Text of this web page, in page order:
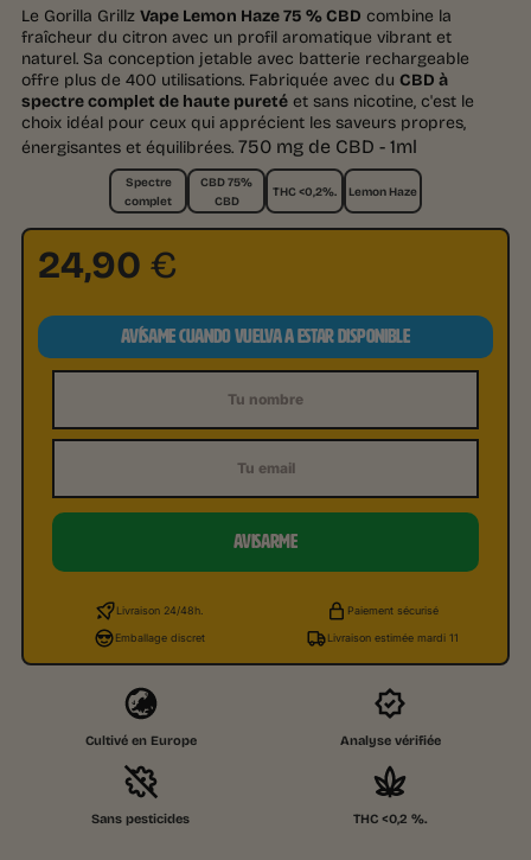
Le Gorilla GrillzVape Lemon Haze 75 % CBD combine la
fraîcheur du citron avec un profil aromatique vibrant et
naturel. Sa conception jetable avec batterie rechargeable
offre plus de 400 utilisations. Fabriquée avec du CBD à
spectre complet de haute puretéet sans nicotine, c'est le
choix idéal pour ceux qui apprécient les saveurs propres,
énergisantes et équilibrées.750 mg de CBD - 1ml
Spectre
complet
CBD 75%
CBD
THC <0,2%. Lemon Haze
24,90€
AVÍSAME CUANDO VUELVA A ESTAR DISPONIBLE
AVISARME
Livraison 24/48h. Paiement sécurisé
Emballage discret Livraison estimée mardi 11
Cultivé en Europe Analyse vérifiée
Sans pesticides THC <0,2 %.